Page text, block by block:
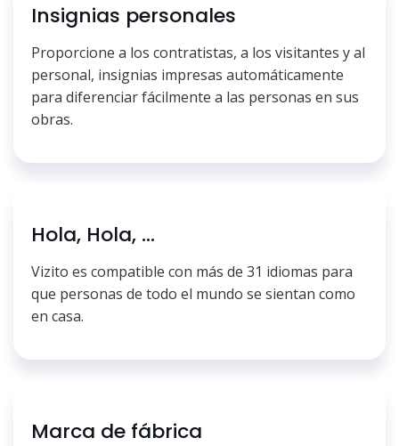
Insignias personales
Proporcione a los contratistas, a los visitantes y al
personal, insignias impresas automáticamente
para diferenciar fácilmente a las personas en sus
obras.
Hola, Hola, ...
Vizito es compatible con más de 31 idiomas para
que personas de todo el mundo se sientan como
en casa.
Marca de fábrica